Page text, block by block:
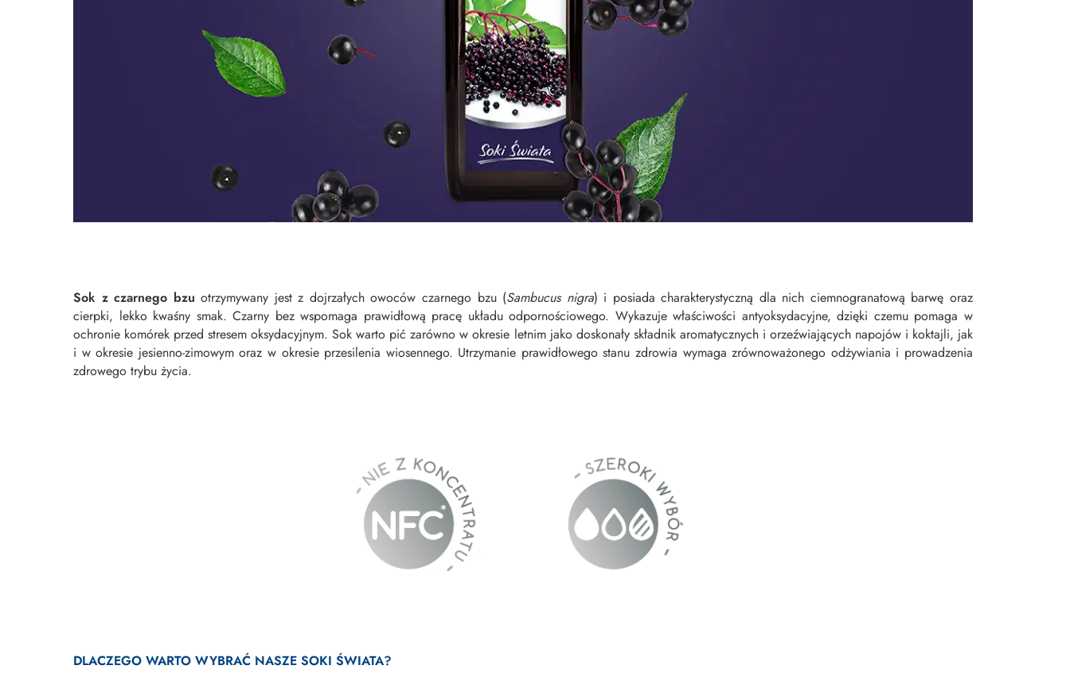
Sok z czarnego bzu otrzymywany jest z dojrzałych owoców czarnego bzu (Sambucus nigra) i posiada charakterystyczną dla nich ciemnogranatową barwę oraz
cierpki, lekko kwaśny smak. Czarny bez wspomaga prawidłową pracę układu odpornościowego. Wykazuje właściwości antyoksydacyjne, dzięki czemu pomaga w
ochronie komórek przed stresem oksydacyjnym. Sok warto pić zarówno w okresie letnim jako doskonały składnik aromatycznych i orzeźwiających napojów i koktajli, jak
i w okresie jesienno-zimowym oraz w okresie przesilenia wiosennego. Utrzymanie prawidłowego stanu zdrowia wymaga zrównoważonego odżywiania i prowadzenia
zdrowego trybu życia.
DLACZEGO WARTO WYBRAĆ NASZE SOKI ŚWIATA?